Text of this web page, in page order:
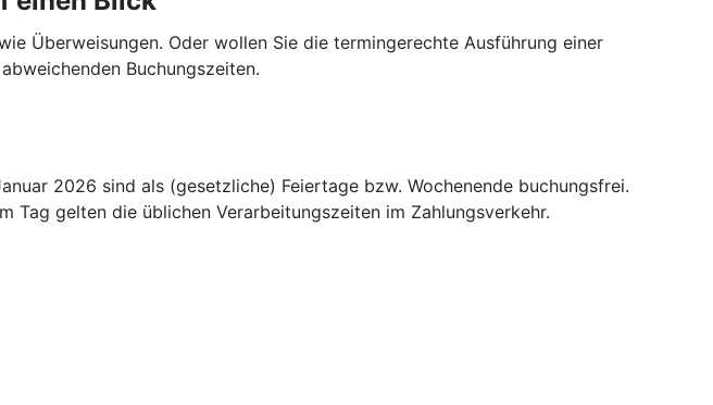
Überweisungen. Oder wollen Sie die termingerechte Ausführung einer
Buchungszeiten.
2026 sind als (gesetzliche) Feiertage bzw. Wochenende buchungsfrei.
gelten die üblichen Verarbeitungszeiten im Zahlungsverkehr.